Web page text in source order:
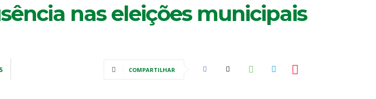
nas eleições municipais
COMPARTILHAR